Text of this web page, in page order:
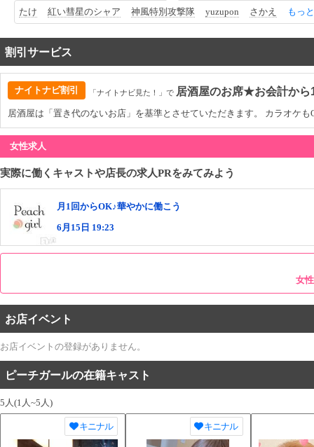
たけ 紅い彗星のシャア 神風特別攻撃隊 yuzupon さかえ もっ
割引サービス
ナイトナビ割引 「ナイトナビ見た！」で 居酒屋のお席★お会計から
居酒屋は「置き代のないお店」を基準とさせていただきます。 カラオケ
女性求人
実際に働くキャストや店長の求人PRをみてみよう
月1回からOK♪華やかに働こう
6月15日 19:23
女
お店イベント
お店イベントの登録がありません。
ピーチガールの在籍キャスト
5人(1人~5人)
キニナル キニナル